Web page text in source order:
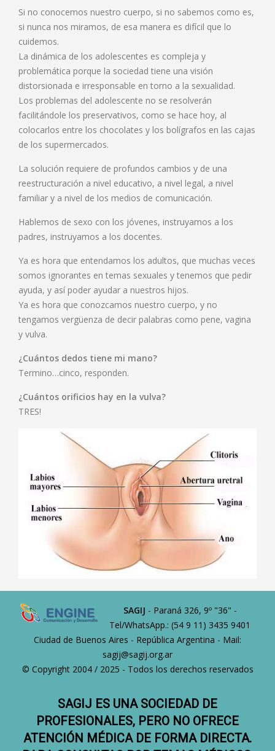
Si no conocemos nuestro cuerpo, si no sabemos como es,
si nunca nos miramos, de esa manera es difícil que lo
cuidemos.
La dinámica de los adolescentes es compleja y
problemática porque la sociedad tiene una visión
distorsionada e irresponsable en torno a la sexualidad.
Los problemas del adolescente no se resolverán
facilitándole los preservativos, como se hace hoy, al
colocarlos entre los chocolates y los bolígrafos en las cajas
de los supermercados.
La solución requiere de profundos cambios y de una
reestructuración a nivel educativo, a nivel legal, a nivel
familiar y a nivel de los medios de comunicación.
Hablemos de sexo con los jóvenes, instruyamos a los
padres, instruyamos a los docentes.
Ya es hora que entendamos los adultos, que muchas veces
somos ignorantes en temas sexuales y tenemos que pedir
ayuda, y así poder ayudar a nuestros hijos.
Ya es hora que conozcamos nuestro cuerpo, y no
tengamos vergüenza de decir palabras como pene, vagina
y vulva.
¿Cuántos dedos tiene mi mano?
Termino…cinco, responden.
¿Cuántos orificios hay en la vulva?
TRES!
SAGIJ - Paraná 326, 9º "36" -
Tel/WhatsApp.: (54 9 11) 3435 9401
Ciudad de Buenos Aires - República Argentina - Mail:
sagij@sagij.org.ar
© Copyright 2004 / 2025 - Todos los derechos reservados
SAGIJ ES UNA SOCIEDAD DE
PROFESIONALES, PERO NO OFRECE
ATENCIÓN MÉDICA DE FORMA DIRECTA.